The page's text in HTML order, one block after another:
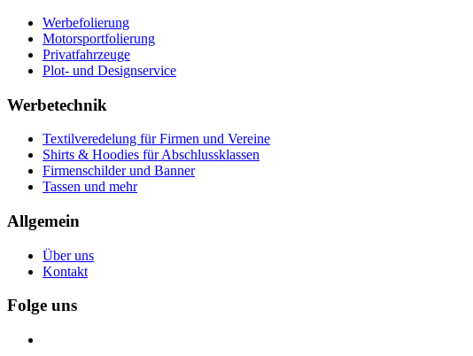
Werbefolierung
Motorsportfolierung
Privatfahrzeuge
Plot- und Designservice
Werbetechnik
Textilveredelung für Firmen und Vereine
Shirts & Hoodies für Abschlussklassen
Firmenschilder und Banner
Tassen und mehr
Allgemein
Über uns
Kontakt
Folge uns